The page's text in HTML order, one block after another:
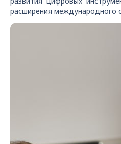
расширения международного